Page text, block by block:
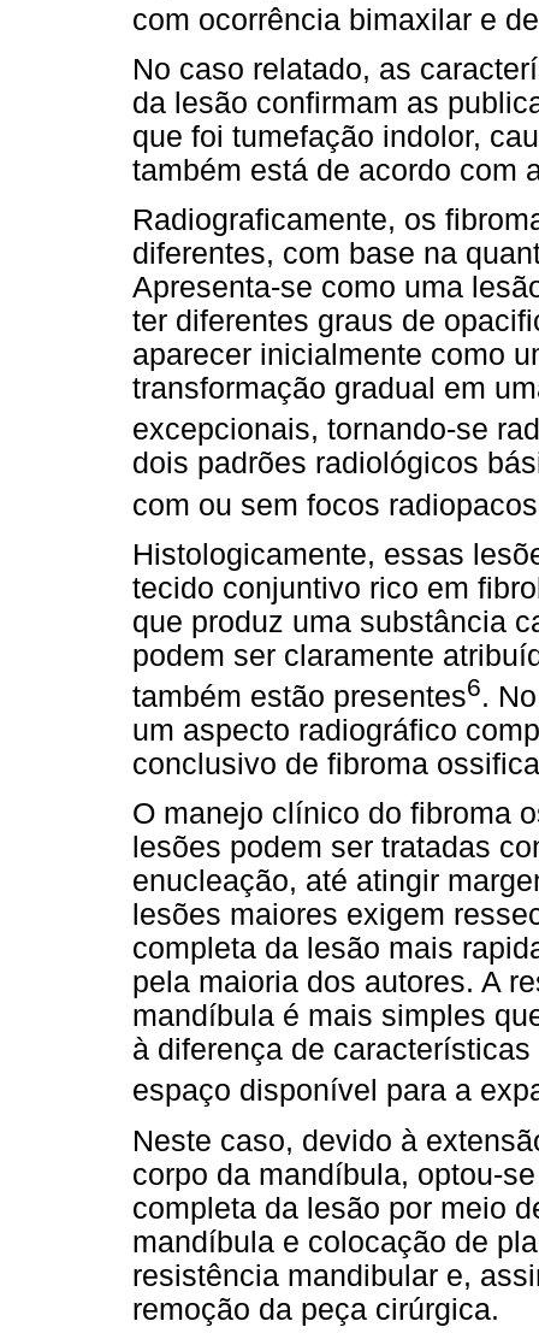
com ocorrência bimaxilar e
No caso relatado, as
da lesão confirmam as
que foi tumefação indolor,
também está de acordo com
Radiograficamente, os
diferentes, com base na
Apresenta-se como uma
ter diferentes graus de
aparecer inicialmente como
transformação gradual em
excepcionais, tornando-se
dois padrões radiológicos
com ou sem focos
Histologicamente, essas
tecido conjuntivo rico em
que produz uma substância
podem ser claramente
também estão presentes6.
um aspecto radiográfico
conclusivo de fibroma
O manejo clínico do fibroma
lesões podem ser tratadas
enucleação, até atingir
lesões maiores exigem
completa da lesão mais
pela maioria dos autores. A
mandíbula é mais simples
à diferença de
espaço disponível para a
Neste caso, devido à
corpo da mandíbula, optou-
completa da lesão por meio
mandíbula e colocação de
resistência mandibular e,
remoção da peça cirúrgica.